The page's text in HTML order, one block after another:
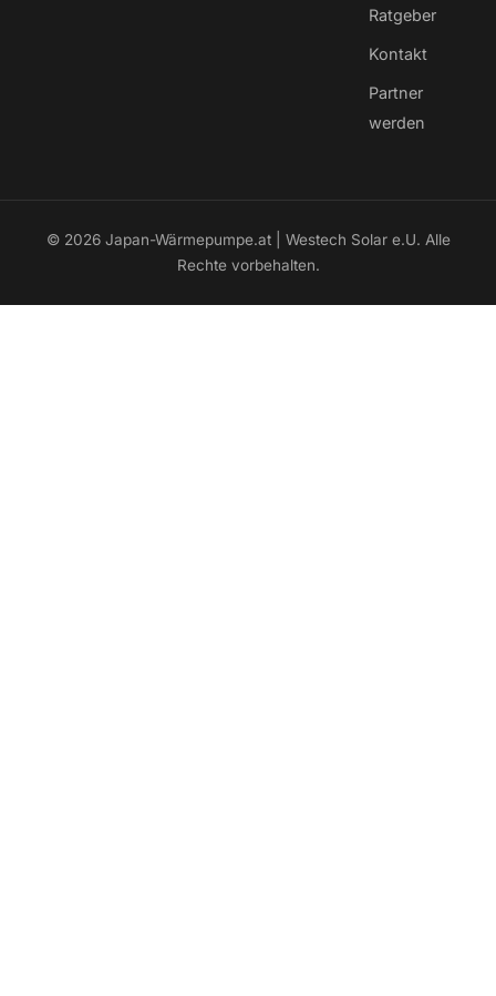
Ratgeber
Kontakt
Partner
werden
© 2026 Japan-Wärmepumpe.at | Westech Solar e.U. Alle
Rechte vorbehalten.